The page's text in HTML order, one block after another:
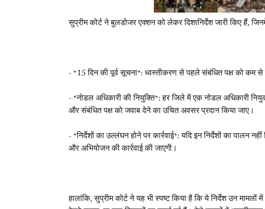
सुप्रीम कोर्ट ने बुलडोजर एक्शन को लेकर दिशानिर्देश जारी किए हैं,
- *15 दिन की पूर्व सूचना*: ध्वस्तीकरण से पहले संबंधित पक्ष को कम से
- *नोडल अधिकारी की नियुक्ति*: हर जिले में एक नोडल अधिकारी
और संबंधित पक्ष को जवाब देने का उचित अवसर प्रदान किया जाए।
- *निर्देशों का उल्लंघन होने पर कार्रवाई*: यदि इन निर्देशों का पालन
और अभियोजन की कार्रवाई की जाएगी।
हालांकि, सुप्रीम कोर्ट ने यह भी स्पष्ट किया है कि ये निर्देश उन